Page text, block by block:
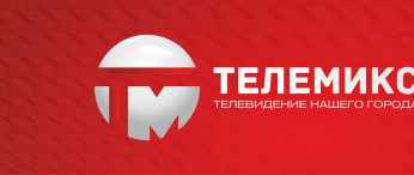
Уссурийска